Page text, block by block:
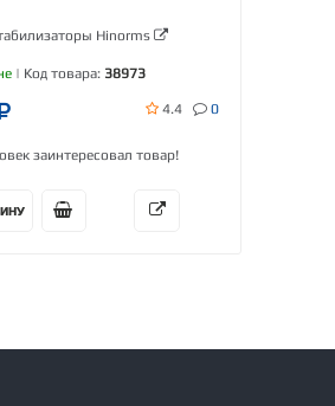
Hinorms
| Код товара: 38973
4.4 0
заинтересовал товар!